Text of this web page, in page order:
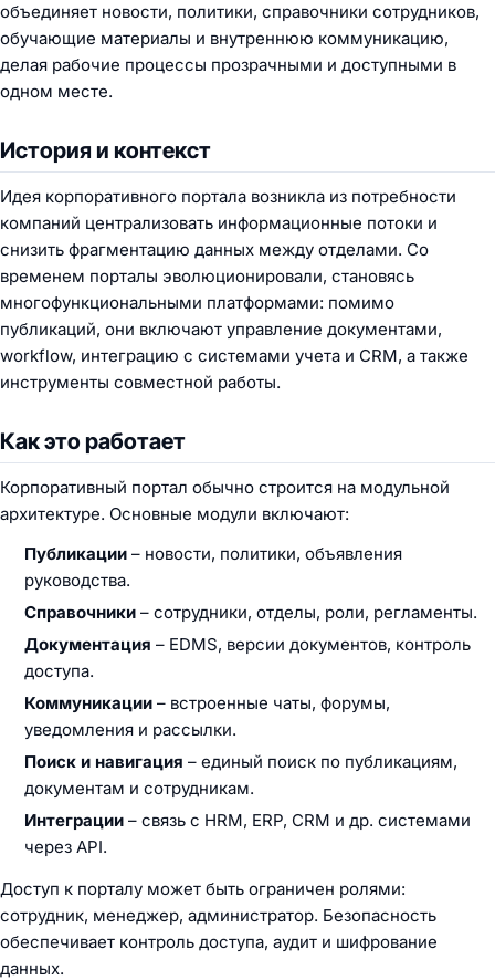
объединяет новости, политики, справочники сотрудников,
обучающие материалы и внутреннюю коммуникацию,
делая рабочие процессы прозрачными и доступными в
одном месте.
История и контекст
Идея корпоративного портала возникла из потребности
компаний централизовать информационные потоки и
снизить фрагментацию данных между отделами. Со
временем порталы эволюционировали, становясь
многофункциональными платформами: помимо
публикаций, они включают управление документами,
workflow, интеграцию с системами учета и CRM, а также
инструменты совместной работы.
Как это работает
Корпоративный портал обычно строится на модульной
архитектуре. Основные модули включают:
Публикации – новости, политики, объявления
руководства.
Справочники – сотрудники, отделы, роли, регламенты.
Документация – EDMS, версии документов, контроль
доступа.
Коммуникации – встроенные чаты, форумы,
уведомления и рассылки.
Поиск и навигация – единый поиск по публикациям,
документам и сотрудникам.
Интеграции – связь с HRM, ERP, CRM и др. системами
через API.
Доступ к порталу может быть ограничен ролями:
сотрудник, менеджер, администратор. Безопасность
обеспечивает контроль доступа, аудит и шифрование
данных.